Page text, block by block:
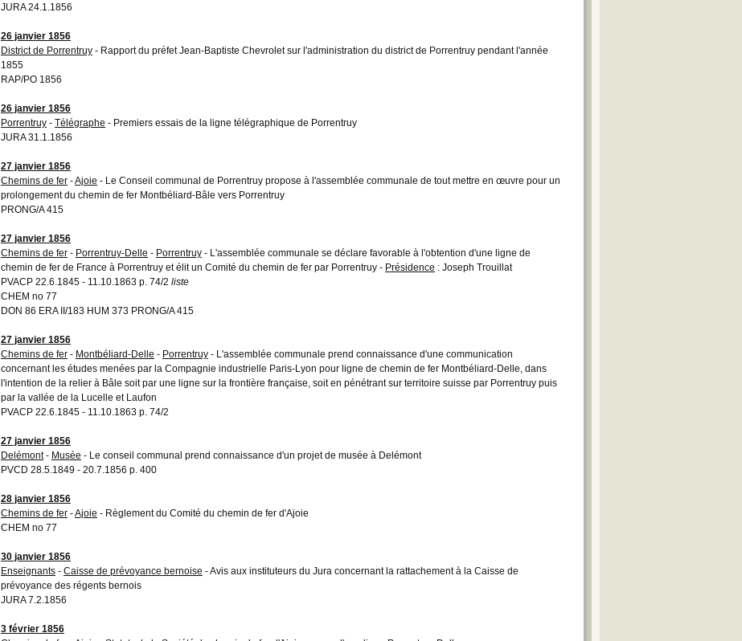
JURA 24.1.1856
26 janvier 1856
District de Porrentruy - Rapport du préfet Jean-Baptiste Chevrolet sur l'administration du district de Porrentruy pendant l'année
1855
RAP/PO 1856
26 janvier 1856
Porrentruy - Télégraphe - Premiers essais de la ligne télégraphique de Porrentruy
JURA 31.1.1856
27 janvier 1856
Chemins de fer -Ajoie - Le Conseil communal de Porrentruy propose à l'assemblée communale de tout mettre en œuvre pour un
prolongement du chemin de fer Montbéliard-Bâle vers Porrentruy
PRONG/A 415
27 janvier 1856
Chemins de fer - Porrentruy-Delle - Porrentruy - L'assemblée communale se déclare favorable à l'obtention d'une ligne de
chemin de fer de France à Porrentruy et élit un Comité du chemin de fer par Porrentruy - Présidence : Joseph Trouillat
PVACP 22.6.1845 - 11.10.1863 p. 74/2 liste
CHEM no 77
DON 86 ERA II/183 HUM 373 PRONG/A 415
27 janvier 1856
Chemins de fer - Montbéliard-Delle - Porrentruy - L'assemblée communale prend connaissance d'une communication
concernant les études menées par la Compagnie industrielle Paris-Lyon pour ligne de chemin de fer Montbéliard-Delle, dans
l'intention de la relier à Bâle soit par une ligne sur la frontière française, soit en pénétrant sur territoire suisse par Porrentruy puis
par la vallée de la Lucelle et Laufon
PVACP 22.6.1845 - 11.10.1863 p. 74/2
27 janvier 1856
Delémont- Musée - Le conseil communal prend connaissance d'un projet de musée à Delémont
PVCD 28.5.1849 - 20.7.1856 p. 400
28 janvier 1856
Chemins de fer -Ajoie - Règlement du Comité du chemin de fer d'Ajoie
CHEM no 77
30 janvier 1856
Enseignants - Caisse de prévoyance bernoise - Avis aux instituteurs du Jura concernant la rattachement à la Caisse de
prévoyance des régents bernois
JURA 7.2.1856
3 février 1856